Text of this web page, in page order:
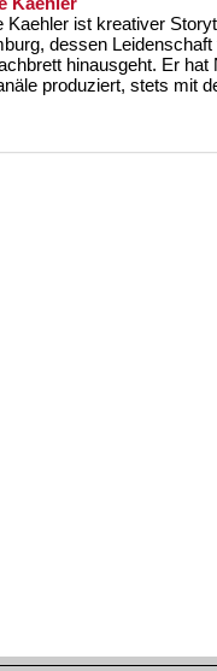
Kaehler ist kreativer
dessen
hinausgeht. Er
produziert, stets mit